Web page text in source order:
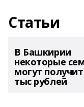
Статьи
В Башкирии
некоторые
могут
тыс рублей